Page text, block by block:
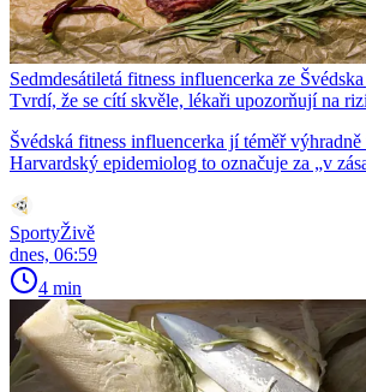
Sedmdesátiletá fitness influencerka ze
Tvrdí, že se cítí skvěle, lékaři upozorňují na
Švédská fitness influencerka jí téměř výhradně
Harvardský epidemiolog to označuje za „v
SportyŽivě
dnes, 06:59
4 min